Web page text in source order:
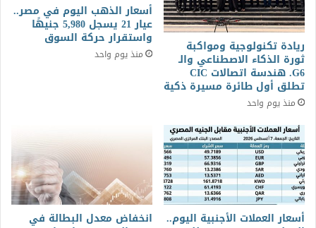
ريادة تكنولوجية ومواكبة
ثورة الذكاء الاصطناعي والـ
G6. هندسة اتصالات CIC
تطلق أول طائرة مسيرة ذكية
منذ يوم واحد
أسعار الذهب اليوم في مصر..
عيار 21 يسجل 5,980 جنيهًا
واستقرار حركة السوق
منذ يوم واحد
أسعار العملات الأجنبية اليوم.. انخفاض معدل البطالة في